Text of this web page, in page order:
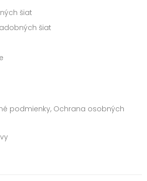
šiat
šiat
podmienky, Ochrana osobných